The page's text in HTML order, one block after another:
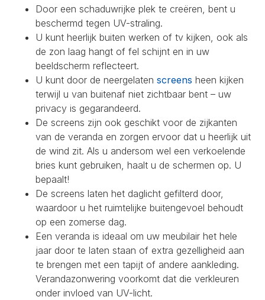
Door een schaduwrijke plek te creëren, bent u
beschermd tegen UV-straling.
U kunt heerlijk buiten werken of tv kijken, ook als
de zon laag hangt of fel schijnt en in uw
beeldscherm reflecteert.
U kunt door de neergelaten screens heen kijken
terwijl u van buitenaf niet zichtbaar bent – uw
privacy is gegarandeerd.
De screens zijn ook geschikt voor de zijkanten
van de veranda en zorgen ervoor dat u heerlijk uit
de wind zit. Als u andersom wel een verkoelende
bries kunt gebruiken, haalt u de schermen op. U
bepaalt!
De screens laten het daglicht gefilterd door,
waardoor u het ruimtelijke buitengevoel behoudt
op een zomerse dag.
Een veranda is ideaal om uw meubilair het hele
jaar door te laten staan of extra gezelligheid aan
te brengen met een tapijt of andere aankleding.
Verandazonwering voorkomt dat die verkleuren
onder invloed van UV-licht.